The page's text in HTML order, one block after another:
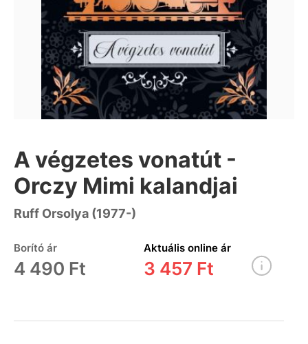
A végzetes vonatút -
Orczy Mimi kalandjai
Ruff Orsolya (1977-)
Borító ár
4 490 Ft
Aktuális online ár
3 457 Ft